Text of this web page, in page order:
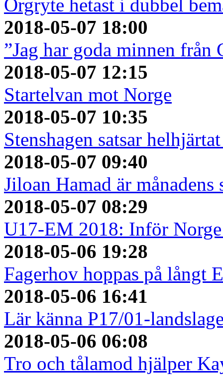
Örgryte hetast i dubbel
2018-05-07 18:00
”Jag har goda minnen från
2018-05-07 12:15
Startelvan mot Norge
2018-05-07 10:35
Stenshagen satsar
2018-05-07 09:40
Jiloan Hamad är månadens
2018-05-07 08:29
U17-EM 2018: Inför
2018-05-06 19:28
Fagerhov hoppas på långt
2018-05-06 16:41
Lär känna P17/01-
2018-05-06 06:08
Tro och tålamod hjälper